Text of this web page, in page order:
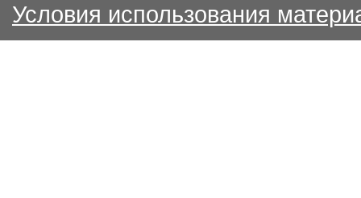
Условия использования